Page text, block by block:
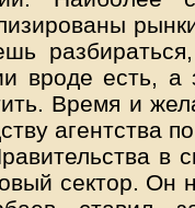
вроде есть,
Время и
агентства
в
сектор. Он